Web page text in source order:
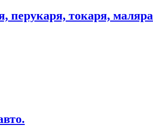
перукаря, токаря, маляра